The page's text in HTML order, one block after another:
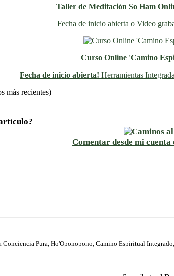
Taller de Meditación So Ham
Fecha de inicio abierta o Video
Curso Online 'Camino
Fecha de inicio abierta! Herramientas
más recientes)
Comentar desde mi cuenta
Pura, Ho'Oponopono, Camino Espiritual